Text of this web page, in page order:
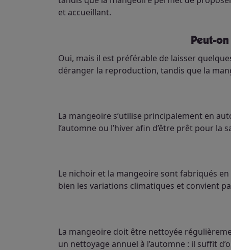
et accueillant.
Peut-
Oui, mais il est préférable de laisser
déranger la reproduction, tandis que la
La mangeoire s’utilise principalement en
l’automne ou l’hiver afin d’être prêt pour
Le nichoir et la mangeoire sont fabriqués
bien les variations climatiques et convient
La mangeoire doit être nettoyée
un nettoyage annuel à l’automne : il suffit